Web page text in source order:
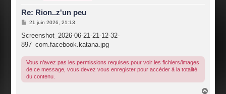
Re: Rion..z'un peu
M
s
a
e
21 juin 2026, 21:13
Screenshot_2026-06-21-21-12-32-
897_com.facebook.katana.jpg
Vous n’avez pas les permissions requises pour voir les fichiers/images
de ce message, vous devez vous enregister pour accéder à la totalité
du contenu.